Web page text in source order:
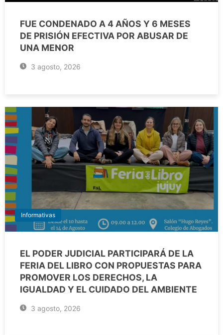
FUE CONDENADO A 4 AÑOS Y 6 MESES
DE PRISIÓN EFECTIVA POR ABUSAR DE
UNA MENOR
3 agosto, 2026
Informativas
EL PODER JUDICIAL PARTICIPARÁ DE LA
FERIA DEL LIBRO CON PROPUESTAS PARA
PROMOVER LOS DERECHOS, LA
IGUALDAD Y EL CUIDADO DEL AMBIENTE
3 agosto, 2026